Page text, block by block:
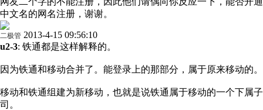
中文名的网名注册，谢谢。
二极管 2013-4-15 09:56:10
u2-3: 铁通都是这样解释的。
因为铁通和移动合并了。能登录上的那部分，属于原来移动的。
移动和铁通组建为新移动，也就是说铁通属于移动的一个下属
司。